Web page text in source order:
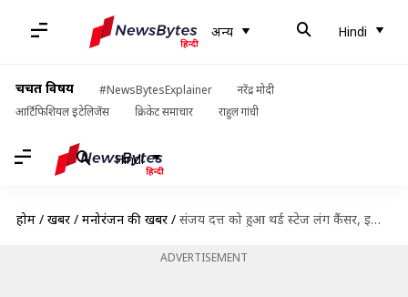
अन्य Hindi
चर्चित विषय #NewsBytesExplainer
नरेंद्र मोदी
आर्टिफिशियल इंटेलिजेंस
क्रिकेट समाचार राहुल गांधी
Hindi
होम / खबरें / मनोरंजन की खबरें / संजय दत्त को हुआ थर्ड स्टेज लंग कैंसर, इलाज के लिए अमेरिका जाएंगे
ADVERTISEMENT